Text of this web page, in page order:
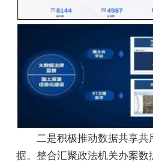
二是积极推动数据共享共
据。整合汇聚政法机关办案